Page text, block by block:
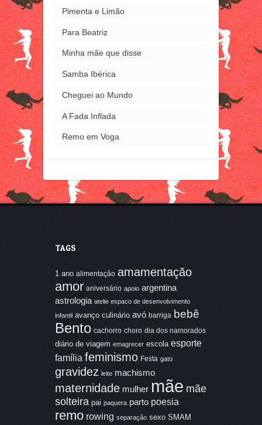
Pimenta e Limão
Para Beatriz
Minha mãe que disse
Samba Ibérica
Cheguei ao Mundo
A Fada Inflada
Remo em Voga
TAGS
1 ano alimentação amamentação
amor aniversário apoio argentina
astrologia atelie espaco de desenvolvimento
infantil avanço culinário avó barriga bebê
Bento cachorro choro dia dos namorados
diário de viagem emagrecer escola esporte
família feminismo Festa gato
gravidez leite machismo
maternidade mulher mãe mãe
solteira pai paquera parto poesia
remo rowing separação sexo SMAM